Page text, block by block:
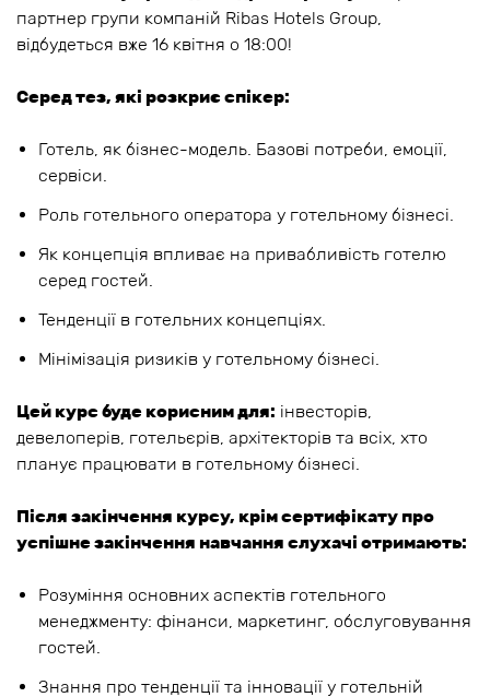
партнер групи компаній Ribas Hotels Group,
відбудеться вже 16 квітня о 18:00!
Серед тез, які розкриє спікер:
Готель, як бізнес-модель. Базові потреби, емоції,
сервіси.
Роль готельного оператора у готельному бізнесі.
Як концепція впливає на привабливість готелю
серед гостей.
Тенденції в готельних концепціях.
Мінімізація ризиків у готельному бізнесі.
Цей курс буде корисним для: інвесторів,
девелоперів, готельєрів, архітекторів та всіх, хто
планує працювати в готельному бізнесі.
Після закінчення курсу, крім сертифікату про
успішне закінчення навчання слухачі отримають:
Розуміння основних аспектів готельного
менеджменту: фінанси, маркетинг, обслуговування
гостей.
Знання про тенденції та інновації у готельній